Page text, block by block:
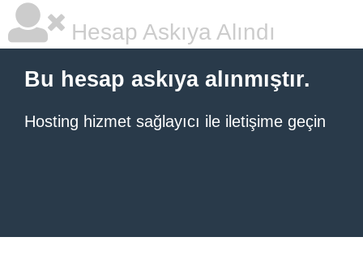
Hesap Askıya Alındı
Bu hesap askıya alınmıştır.
Hosting hizmet sağlayıcı ile iletişime geçin